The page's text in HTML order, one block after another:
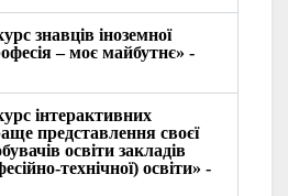
знавців іноземної
– моє майбутнє» -
інтерактивних
представлення своєї
освіти закладів
технічної) освіти» -